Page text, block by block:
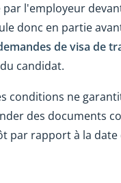
l'employeur
donc en partie
de visa de
candidat.
conditions ne
des documents
par rapport à la